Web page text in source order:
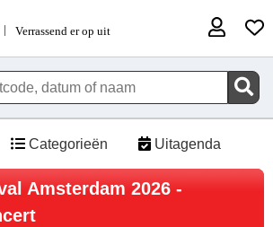
Categorieën Uitagenda
Amsterdam 2026 -